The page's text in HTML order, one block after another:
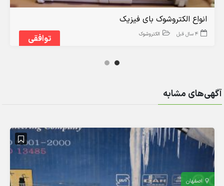
توافقی
انواع الکتروشوک بای فیزیک
4 سال قبل الکتروشوک
آگهی‌های مشابه
اصفهان